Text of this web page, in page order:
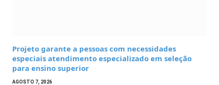
Projeto garante a pessoas com necessidades
especiais atendimento especializado em seleção
para ensino superior
AGOSTO 7, 2026